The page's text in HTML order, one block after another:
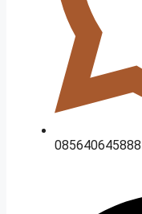
085640645888